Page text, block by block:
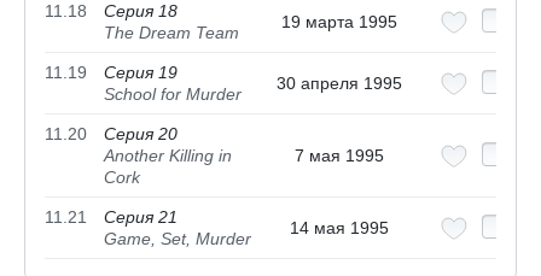
11.18
Серия 18
The Dream Team
19 марта 1995
11.19
Серия 19
School for Murder
30 апреля 1995
11.20
Серия 20
Another Killing in
Cork
7 мая 1995
11.21
Серия 21
Game, Set, Murder
14 мая 1995